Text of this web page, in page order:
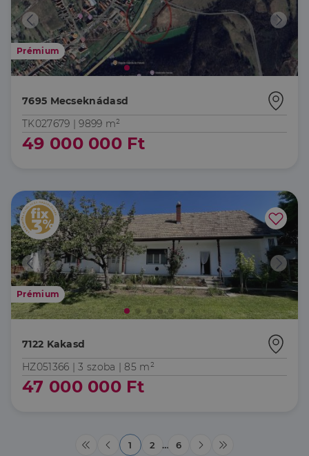
Prémium
7695 Mecseknádasd
TK027679 |9899 m²
49 000 000 Ft
Prémium
7122 Kakasd
HZ051366 |3 szoba | 85 m²
47 000 000 Ft
1 2 … 6